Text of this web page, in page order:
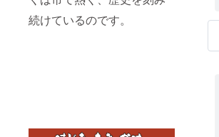
続けているのです。